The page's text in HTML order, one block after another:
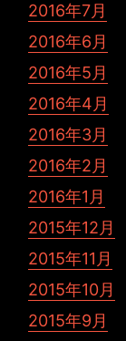
2016年7月
2016年6月
2016年5月
2016年4月
2016年3月
2016年2月
2016年1月
2015年12月
2015年11月
2015年10月
2015年9月